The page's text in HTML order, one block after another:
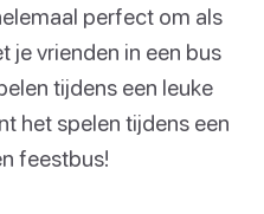
perfect om als
je vrienden in een bus
tijdens een leuke
het spelen tijdens een
feestbus!